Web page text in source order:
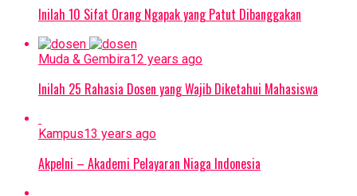
Inilah 10 Sifat Orang Ngapak yang Patut Dibanggakan
Muda & Gembira12 years ago
Inilah 25 Rahasia Dosen yang Wajib Diketahui Mahasiswa
Kampus13 years ago
Akpelni – Akademi Pelayaran Niaga Indonesia